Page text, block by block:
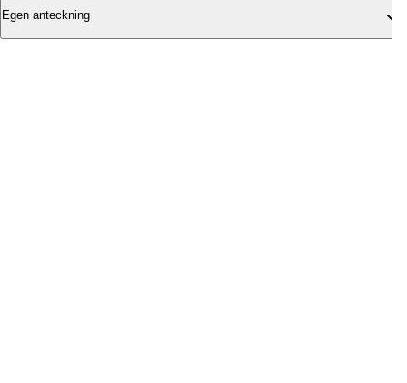
Egen anteckning